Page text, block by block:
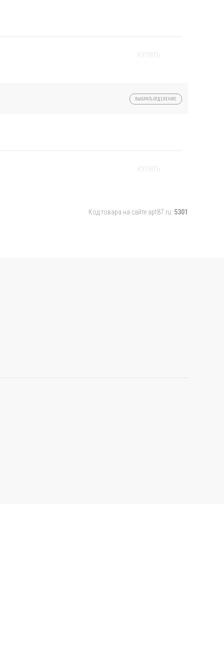
ВЫБРАТЬ ОТДЕЛЕНИЕ
Код товара на сайте apt87.ru: 5301